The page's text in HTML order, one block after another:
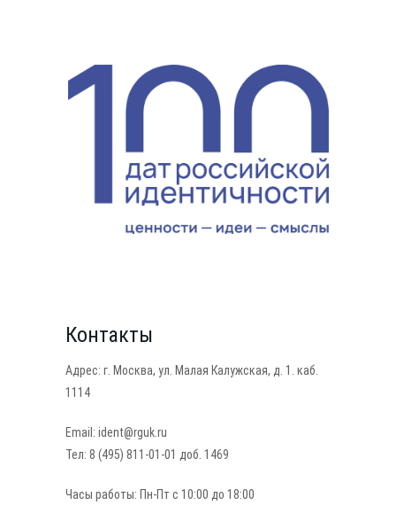
Контакты
Адрес: г. Москва, ул. Малая Калужская, д. 1. каб.
1114
Email: ident@rguk.ru
Тел: 8 (495) 811-01-01 доб. 1469
Часы работы: Пн-Пт с 10:00 до 18:00